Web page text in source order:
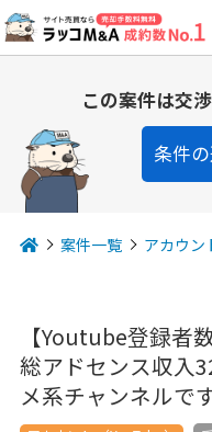
この案件は交
条件
案件一覧 アカウン
【Youtube登録者
総アドセンス収入
メ系チャンネルです